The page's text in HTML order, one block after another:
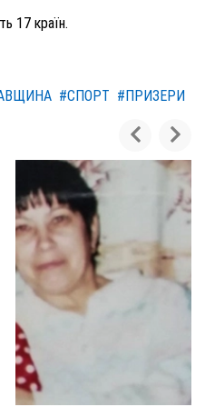
17 країн.
#СПОРТ #ПРИЗЕРИ